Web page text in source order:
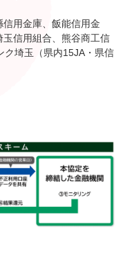
用金庫、飯能信用金
信用組合、熊谷商工信
ク埼玉（県内15JA・県信